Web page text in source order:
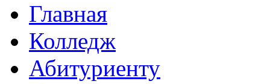
Главная
Колледж
Абитуриенту